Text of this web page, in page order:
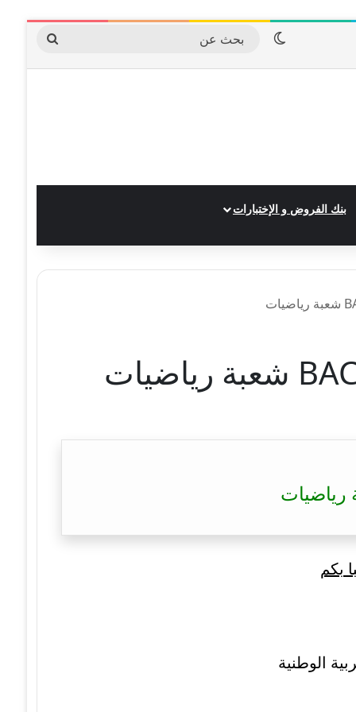
الوضع المظلم
بحث
عن
بنك الفروض و الإختبارات
بكم
الوطنية